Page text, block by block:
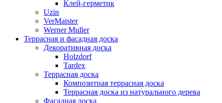
Клей-герметик
Uzin
VerMaister
Werner Muller
Террасная и фасадная доска
Декоративная доска
Holzdorf
Tardex
Террасная доска
Композитная террасная доска
Террасная доска из натурального дерева
Фасадная доска